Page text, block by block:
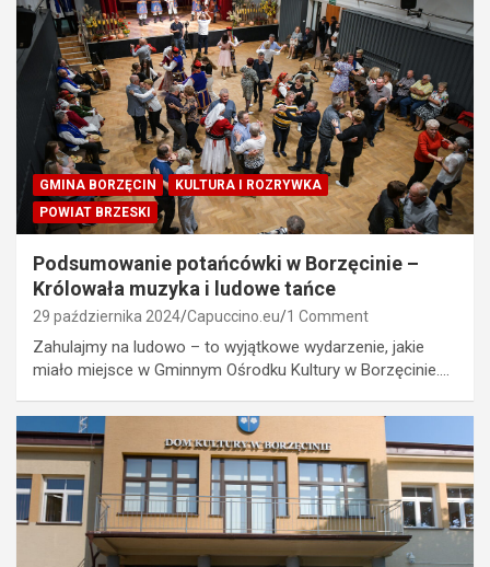
GMINA BORZĘCIN
KULTURA I ROZRYWKA
POWIAT BRZESKI
Podsumowanie potańcówki w Borzęcinie –
Królowała muzyka i ludowe tańce
29 października 2024 Capuccino.eu 1 Comment
Zahulajmy na ludowo – to wyjątkowe wydarzenie, jakie
miało miejsce w Gminnym Ośrodku Kultury w Borzęcinie.…